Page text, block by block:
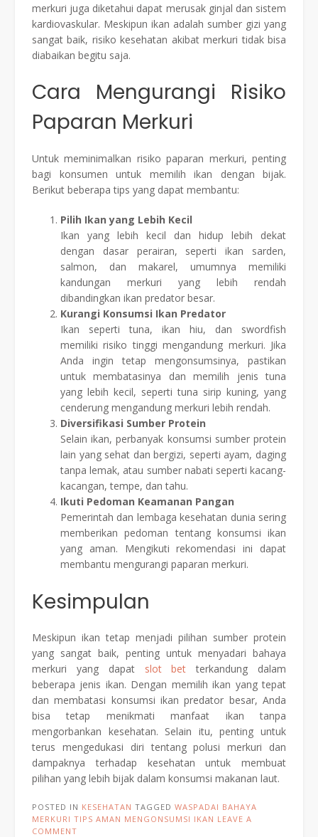
merkuri juga diketahui dapat merusak ginjal dan sistem
kardiovaskular. Meskipun ikan adalah sumber gizi yang
sangat baik, risiko kesehatan akibat merkuri tidak bisa
diabaikan begitu saja.
Cara Mengurangi Risiko
Paparan Merkuri
Untuk meminimalkan risiko paparan merkuri, penting
bagi konsumen untuk memilih ikan dengan bijak.
Berikut beberapa tips yang dapat membantu:
Pilih Ikan yang Lebih Kecil
Ikan yang lebih kecil dan hidup lebih dekat
dengan dasar perairan, seperti ikan sarden,
salmon, dan makarel, umumnya memiliki
kandungan merkuri yang lebih rendah
dibandingkan ikan predator besar.
Kurangi Konsumsi Ikan Predator
Ikan seperti tuna, ikan hiu, dan swordfish
memiliki risiko tinggi mengandung merkuri. Jika
Anda ingin tetap mengonsumsinya, pastikan
untuk membatasinya dan memilih jenis tuna
yang lebih kecil, seperti tuna sirip kuning, yang
cenderung mengandung merkuri lebih rendah.
Diversifikasi Sumber Protein
Selain ikan, perbanyak konsumsi sumber protein
lain yang sehat dan bergizi, seperti ayam, daging
tanpa lemak, atau sumber nabati seperti kacang-
kacangan, tempe, dan tahu.
Ikuti Pedoman Keamanan Pangan
Pemerintah dan lembaga kesehatan dunia sering
memberikan pedoman tentang konsumsi ikan
yang aman. Mengikuti rekomendasi ini dapat
membantu mengurangi paparan merkuri.
Kesimpulan
Meskipun ikan tetap menjadi pilihan sumber protein
yang sangat baik, penting untuk menyadari bahaya
merkuri yang dapat slot bet terkandung dalam
beberapa jenis ikan. Dengan memilih ikan yang tepat
dan membatasi konsumsi ikan predator besar, Anda
bisa tetap menikmati manfaat ikan tanpa
mengorbankan kesehatan. Selain itu, penting untuk
terus mengedukasi diri tentang polusi merkuri dan
dampaknya terhadap kesehatan untuk membuat
pilihan yang lebih bijak dalam konsumsi makanan laut.
POSTED IN KESEHATAN TAGGED WASPADAI BAHAYA
MERKURI TIPS AMAN MENGONSUMSI IKAN LEAVE A
COMMENT